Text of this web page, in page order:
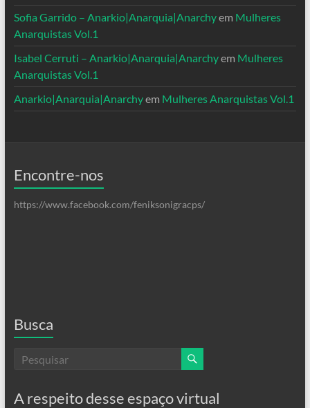
Sofia Garrido – Anarkio|Anarquia|Anarchyem Mulheres
Anarquistas Vol.1
Isabel Cerruti – Anarkio|Anarquia|Anarchyem Mulheres
Anarquistas Vol.1
Anarkio|Anarquia|Anarchyem Mulheres Anarquistas Vol.1
Encontre-nos
https://www.facebook.com/feniksonigracps/
Busca
A respeito desse espaço virtual